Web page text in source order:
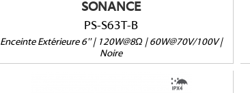
SONANCE
PS-S63T-B
Enceinte Extérieure 6'' | 120W@8Ω | 60W@70V/100V |
Noire